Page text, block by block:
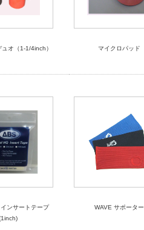
オ（1-1/4inch） マイクロパッド
ンサートテープ
WAVE サポーター